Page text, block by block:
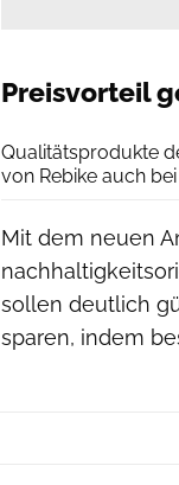
Preisvorteil
Qualitätsprodukte
von Rebike auch
Mit dem neuen
sollen deutlich
sparen, indem